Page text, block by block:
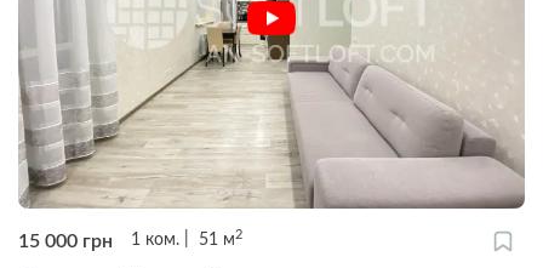
15 000 грн 1 ком. 51 м 2